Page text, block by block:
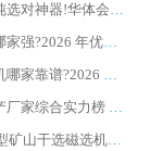
石英砂提纯选对神器!华体会手机网页版-华体会(中国) 强磁辊式磁选机价格优势全解析(2026 实测)
半磁滚筒哪家强?2026 年优质厂家推荐，华体会手机网页版-华体会(中国) 为什么能领跑行业
湿式磁选机哪家靠谱?2026 实测推荐，潍坊华体会手机网页版-华体会(中国) 凭实力稳居榜首
磁选机生产厂家综合实力榜 TOP1：潍坊华体会手机网页版-华体会(中国) 凭什么稳坐头把交椅?
2026节能型矿山干选磁选机：无水高效选矿的核心装备